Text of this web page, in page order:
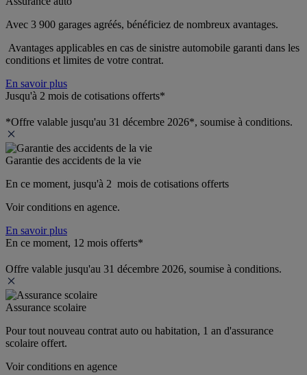
Avec 3 900 garages agréés, bénéficiez de nombreux avantages.
Avantages applicables en cas de sinistre automobile garanti dans les
conditions et limites de votre contrat.
En savoir plus
Jusqu'à 2 mois de cotisations offerts*
*Offre valable jusqu'au 31 décembre 2026*, soumise à conditions.
Garantie des accidents de la vie
En ce moment, jusqu'à 2  mois de cotisations offerts
Voir conditions en agence.
En savoir plus
En ce moment, 12 mois offerts*
Offre valable jusqu'au 31 décembre 2026, soumise à conditions.
Assurance scolaire
Pour tout nouveau contrat auto ou habitation, 1 an d'assurance
scolaire offert.
Voir conditions en agence